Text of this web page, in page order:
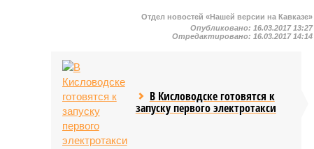
Отдел новостей «Нашей версии на Кавказе»
Опубликовано: 16.03.2017 13:27
Отредактировано: 16.03.2017 14:14
В Кисловодске готовятся к
запуску первого электротакси